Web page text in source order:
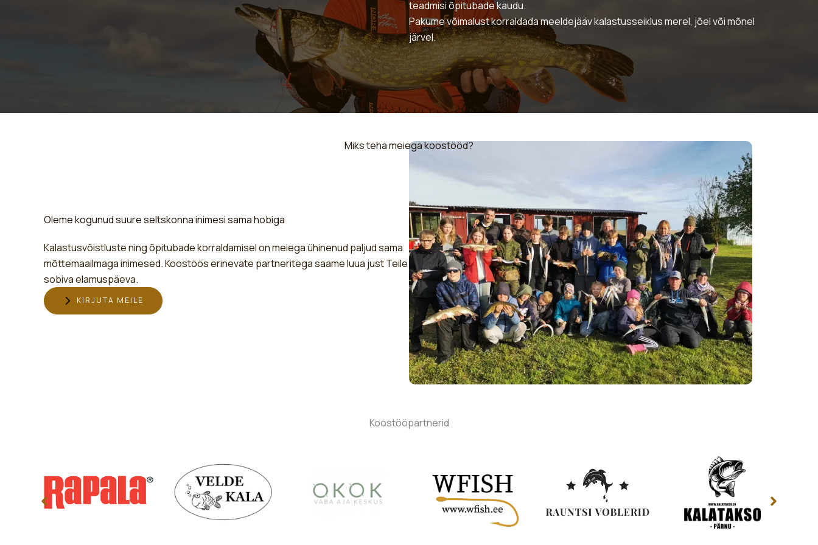
teadmisi õpitubade kaudu.
Pakume võimalust korraldada meeldejääv kalastusseiklus merel, jõel või mõnel
järvel.
Miks teha meiega koostööd?
Oleme kogunud suure seltskonna inimesi sama hobiga
Kalastusvõistluste ning õpitubade korraldamisel on meiega ühinenud paljud sama
mõttemaailmaga inimesed. Koostöös erinevate partneritega saame luua just Teile
sobiva elamuspäeva.
KIRJUTA MEILE
Koostööpartnerid